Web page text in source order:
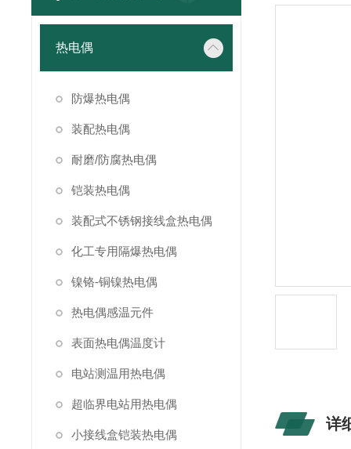
热电偶
防爆热电偶
装配热电偶
耐磨/防腐热电偶
铠装热电偶
装配式不锈钢接线盒热电偶
化工专用隔爆热电偶
镍铬-铜镍热电偶
热电偶感温元件
表面热电偶温度计
电站测温用热电偶
超临界电站用热电偶
小接线盒铠装热电偶
详